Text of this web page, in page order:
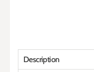
Description